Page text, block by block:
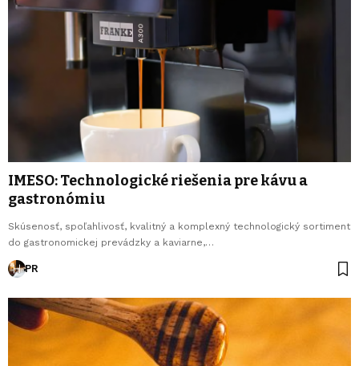
IMESO: Technologické riešenia pre kávu a
gastronómiu
Skúsenosť, spoľahlivosť, kvalitný a komplexný technologický sortiment
do gastronomickej prevádzky a kaviarne,…
PR